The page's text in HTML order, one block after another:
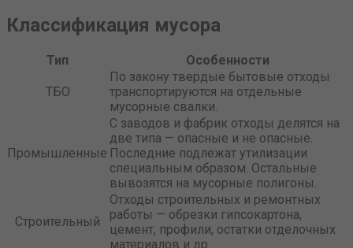
Классификация мусора
Тип Особенности
ТБО
По закону твердые бытовые отходы
транспортируются на отдельные
мусорные свалки.
Промышленные
С заводов и фабрик отходы делятся на
две типа — опасные и не опасные.
Последние подлежат утилизации
специальным образом. Остальные
вывозятся на мусорные полигоны.
Строительный
Отходы строительных и ремонтных
работы — обрезки гипсокартона,
цемент, профили, остатки отделочных
материалов и др.